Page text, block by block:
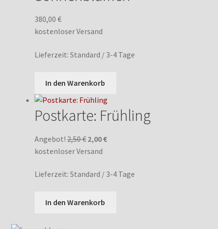
380,00 €
kostenloser Versand
Lieferzeit: Standard / 3-4 Tage
In den Warenkorb
Postkarte: Frühling
Angebot!2,50€ Ursprünglicher
Preis
2,50 €
2,00€Aktueller
2,00 €.
kostenloser Versand
Lieferzeit: Standard / 3-4 Tage
In den Warenkorb